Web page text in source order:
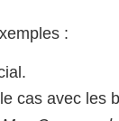
:
cas avec les